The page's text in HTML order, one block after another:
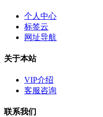
个人中心
标签云
网址导航
关于本站
VIP介绍
客服咨询
联系我们